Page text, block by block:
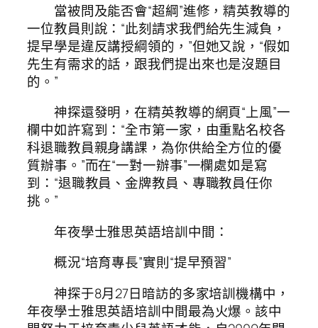
當被問及能否會“超綱”進修，精英教導的
一位教員則說：“此刻請求我們給先生減負，
提早學是違反講授綱領的，”但她又說，“假如
先生有需求的話，跟我們提出來也是沒題目
的。”
神探還發明，在精英教導的網頁“上風”一
欄中如許寫到：“全市第一家，由重點名校各
科退職教員親身講課，為你供給全方位的優
質辦事。”而在“一對一辦事”一欄處如是寫
到：“退職教員、金牌教員、專職教員任你
挑。”
年夜學士雅思英語培訓中間：
概況“培育專長”實則“提早預習”
神探于8月27日暗訪的多家培訓機構中，
年夜學士雅思英語培訓中間最為火爆。該中